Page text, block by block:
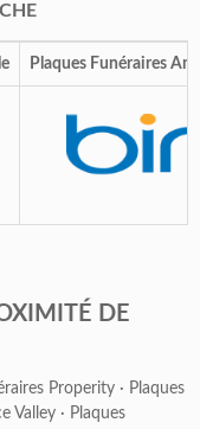
Plaques Funéraires
DE
Properity · Plaques
Valley · Plaques